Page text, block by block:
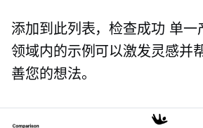
添加到此列表，检查成功 单一
领域内的示例可以激发灵感并
善您的想法。